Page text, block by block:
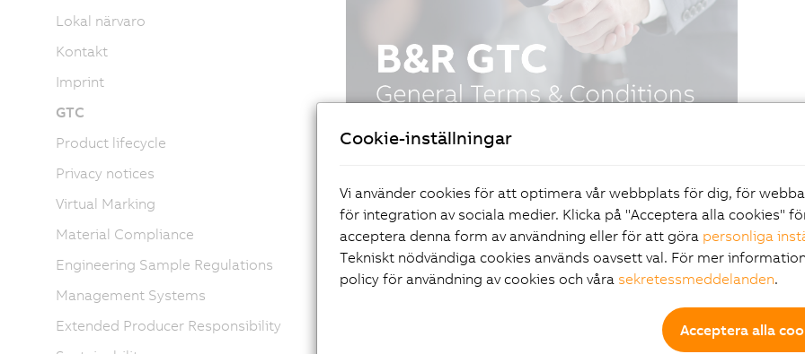
Lokal närvaro
Kontakt
Imprint
GTC
Product lifecycle
Privacy notices
Virtual Marking
Material Compliance
Engineering Sample Regulations
Management Systems
Extended Producer Responsibility
Cookie-inställningar
Vi använder cookies för att optimera vår webbplats för dig, för
för integration av sociala medier. Klicka på "Acceptera alla cookies"
acceptera denna form av användning eller för att göra personliga
Tekniskt nödvändiga cookies används oavsett val. För mer
policy för användning av cookies och våra sekretessmeddelanden.
Acceptera alla